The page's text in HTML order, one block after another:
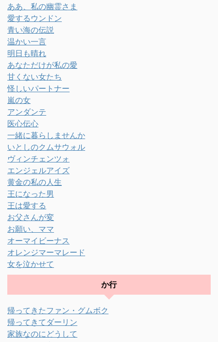
ああ、私の幽霊さま
愛するウンドン
青い海の伝説
温かい一言
明日も晴れ
あなただけが私の愛
甘くない女たち
怪しいパートナー
嵐の女
アンダンテ
医心伝心
一緒に暮らしませんか
いとしのクムサウォル
ヴィンチェンツォ
エンジェルアイズ
黄金の私の人生
王になった男
王は愛する
お父さんが変
お願い、ママ
オーマイビーナス
オレンジマーマレード
女を泣かせて
か行
帰ってきたファン・グムボク
帰ってきてダーリン
家族なのにどうして